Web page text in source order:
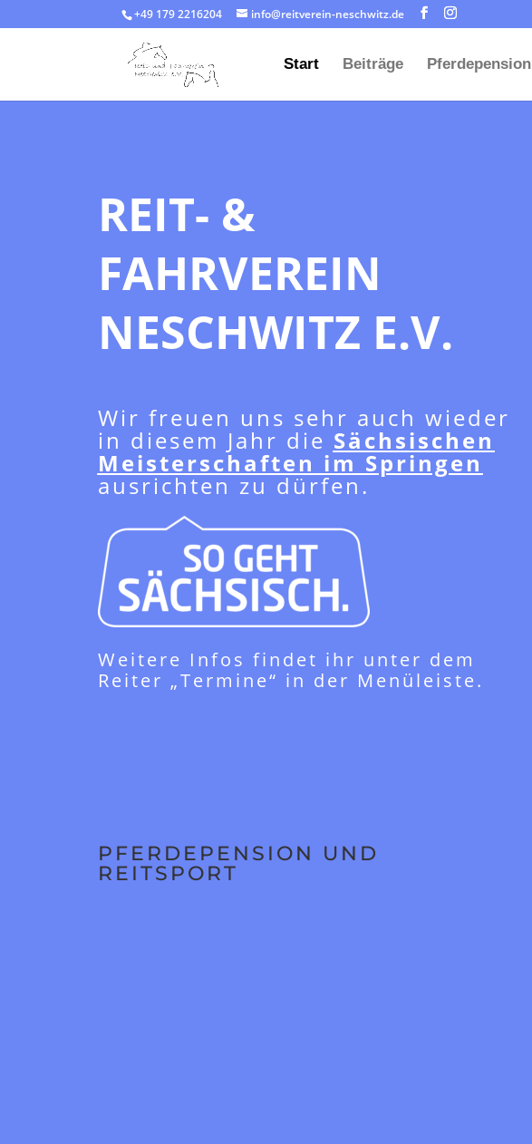
+49 179 2216204‬ info@reitverein-neschwitz.de
Start Beiträge Pferdepension
REIT- &
FAHRVEREIN
NESCHWITZ E.V.
Wir freuen uns sehr auch wieder
in diesem Jahr die Sächsischen
Meisterschaften im Springen
ausrichten zu dürfen.
Weitere Infos findet ihr unter dem
Reiter „Termine“ in der Menüleiste.
PFERDEPENSION UND
REITSPORT